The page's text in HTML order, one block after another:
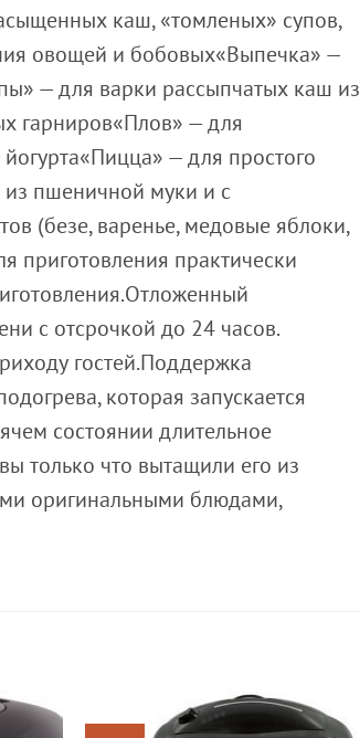
каш, «томленых» супов,
овощей и бобовых«Выпечка» —
— для варки рассыпчатых каш из
гарниров«Плов» — для
— для простого
пшеничной муки и с
(безе, варенье, медовые яблоки,
приготовления практически
с отсрочкой до 24 часов.
гостей.Поддержка
которая запускается
состоянии длительное
только что вытащили его из
оригинальными блюдами,